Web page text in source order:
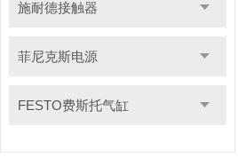
施耐德接触器
菲尼克斯电源
FESTO费斯托气缸